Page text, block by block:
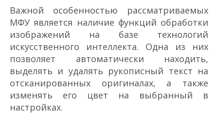
Важной особенностью рассматриваемых
МФУ является наличие функций обработки
изображений на базе технологий
искусственного интеллекта. Одна из них
позволяет автоматически находить,
выделять и удалять рукописный текст на
отсканированных оригиналах, а также
изменять его цвет на выбранный в
настройках.